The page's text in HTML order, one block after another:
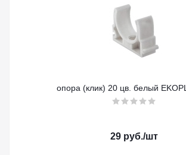
опора (клик) 20 цв. белый
29 руб./шт